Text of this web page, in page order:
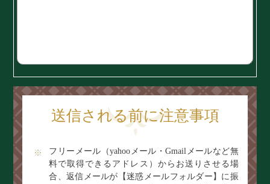
送信される前に注意事項
フリーメール（yahooメール・Gmailメールなど無
料で取得できるアドレス）からお送りさせる場
合、返信メールが【迷惑メールフォルダー】に振